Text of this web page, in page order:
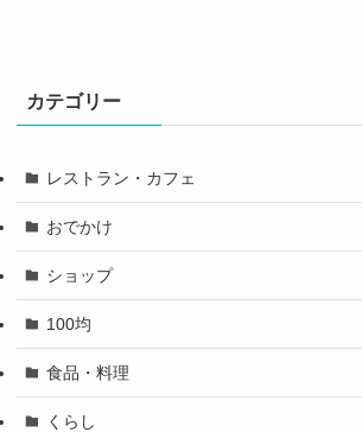
カテゴリー
レストラン・カフェ
おでかけ
ショップ
100均
食品・料理
くらし